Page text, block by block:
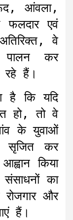
आंवला,
एवं
वे
कर
रहे हैं।
है कि यदि
हो, तो वे
के युवाओं
सृजित कर
किया
का
और
हैं।